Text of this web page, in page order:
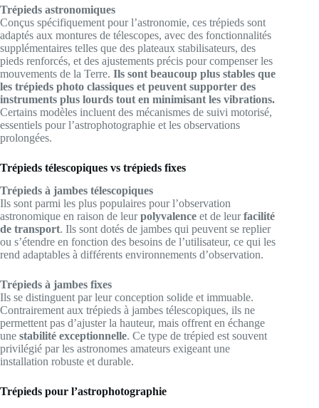
Trépieds astronomiques
Conçus spécifiquement pour l’astronomie, ces trépieds sont
adaptés aux montures de télescopes, avec des fonctionnalités
supplémentaires telles que des plateaux stabilisateurs, des
pieds renforcés, et des ajustements précis pour compenser les
mouvements de la Terre. Ils sont beaucoup plus stables que
les trépieds photo classiques et peuvent supporter des
instruments plus lourds tout en minimisant les vibrations.
Certains modèles incluent des mécanismes de suivi motorisé,
essentiels pour l’astrophotographie et les observations
prolongées.
Trépieds télescopiques vs trépieds fixes
Trépieds à jambes télescopiques
Ils sont parmi les plus populaires pour l’observation
astronomique en raison de leurpolyvalence et de leurfacilité
de transport. Ils sont dotés de jambes qui peuvent se replier
ou s’étendre en fonction des besoins de l’utilisateur, ce qui les
rend adaptables à différents environnements d’observation.
Trépieds à jambes fixes
Ils se distinguent par leur conception solide et immuable.
Contrairement aux trépieds à jambes télescopiques, ils ne
permettent pas d’ajuster la hauteur, mais offrent en échange
une stabilité exceptionnelle. Ce type de trépied est souvent
privilégié par les astronomes amateurs exigeant une
installation robuste et durable.
Trépieds pour l’astrophotographie